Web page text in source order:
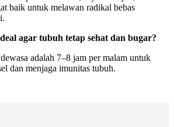
baik untuk melawan radikal bebas
agar tubuh tetap sehat dan bugar?
adalah 7–8 jam per malam untuk
dan menjaga imunitas tubuh.